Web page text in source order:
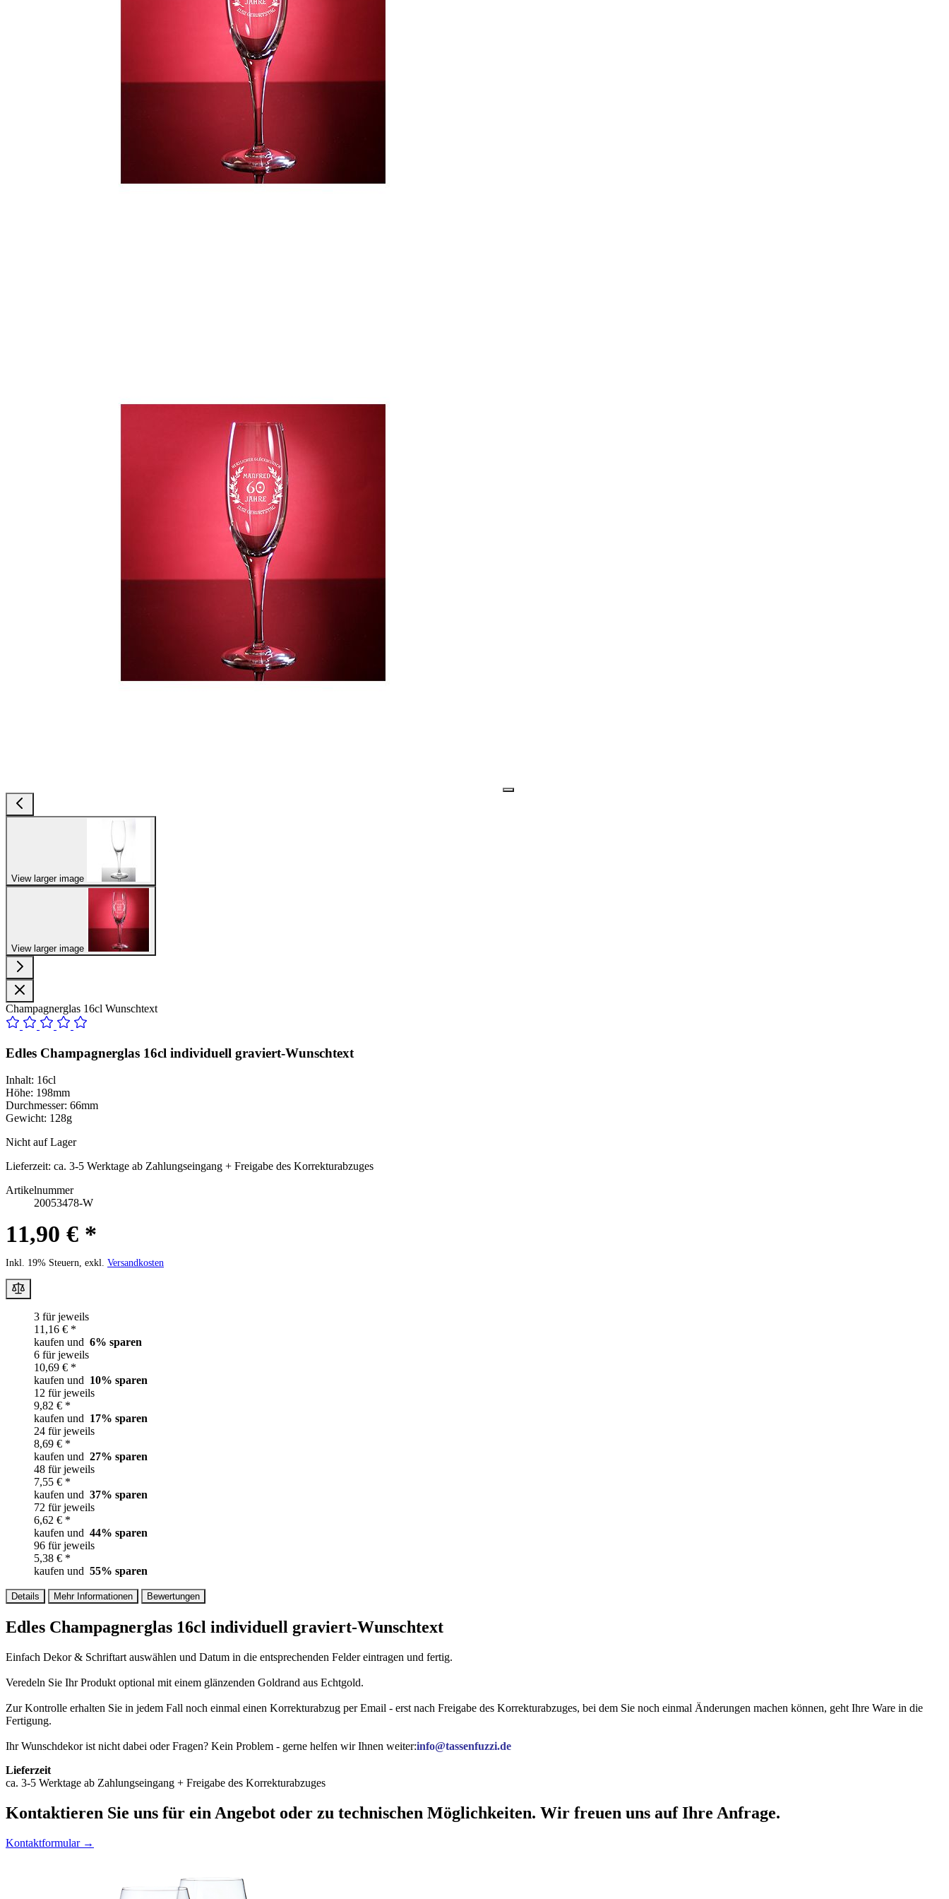
View larger image
View larger image
Champagnerglas 16cl Wunschtext
Edles Champagnerglas 16cl individuell graviert-Wunschtext
Inhalt: 16cl
Höhe: 198mm
Durchmesser: 66mm
Gewicht: 128g
Nicht auf Lager
Lieferzeit: ca. 3-5 Werktage ab Zahlungseingang + Freigabe des Korrekturabzuges
Artikelnummer
20053478-W
11,90 € *
Inkl. 19% Steuern, exkl. Versandkosten
3 für jeweils
11,16 € *
kaufen und 6% sparen
6 für jeweils
10,69 € *
kaufen und 10% sparen
12 für jeweils
9,82 € *
kaufen und 17% sparen
24 für jeweils
8,69 € *
kaufen und 27% sparen
48 für jeweils
7,55 € *
kaufen und 37% sparen
72 für jeweils
6,62 € *
kaufen und 44% sparen
96 für jeweils
5,38 € *
kaufen und 55% sparen
Details Mehr Informationen Bewertungen
Edles Champagnerglas 16cl individuell graviert-Wunschtext
Einfach Dekor & Schriftart auswählen und Datum in die entsprechenden Felder eintragen und fertig.
Veredeln Sie Ihr Produkt optional mit einem glänzenden Goldrand aus Echtgold.
Zur Kontrolle erhalten Sie in jedem Fall noch einmal einen Korrekturabzug per Email - erst nach Freigabe des Korrekturabzuges, bei dem Sie noch einmal Änderungen machen können, geht Ihre Ware in die
Fertigung.
Ihr Wunschdekor ist nicht dabei oder Fragen? Kein Problem - gerne helfen wir Ihnen weiter:info@tassenfuzzi.de
Lieferzeit
ca. 3-5 Werktage ab Zahlungseingang + Freigabe des Korrekturabzuges
Kontaktieren Sie uns für ein Angebot oder zu technischen Möglichkeiten. Wir freuen uns auf Ihre Anfrage.
Kontaktformular →